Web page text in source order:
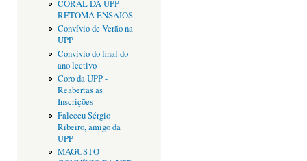
CORAL DA UPP
RETOMA ENSAIOS
Convívio de Verão na
UPP
Convívio do final do
ano lectivo
Coro da UPP -
Reabertas as
Inscrições
Faleceu Sérgio
Ribeiro, amigo da
UPP
MAGUSTO